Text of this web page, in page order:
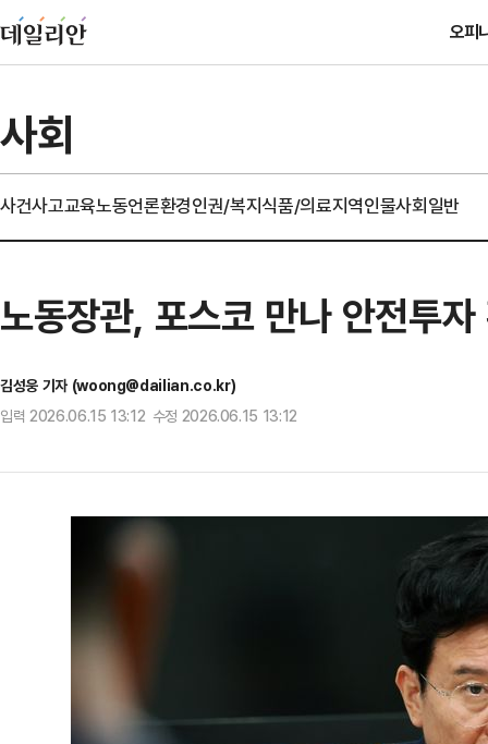
오피
사회
사건사고교육노동언론환경인권/복지식품/의료지역인물사회일반
노동장관, 포스코 만나 안전투
김성웅 기자 (woong@dailian.co.kr)
입력 2026.06.15 13:12 수정 2026.06.15 13:12